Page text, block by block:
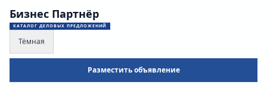
Бизнес Партнёр
КАТАЛОГ ДЕЛОВЫХ ПРЕДЛОЖЕНИЙ
Тёмная
Разместить объявление